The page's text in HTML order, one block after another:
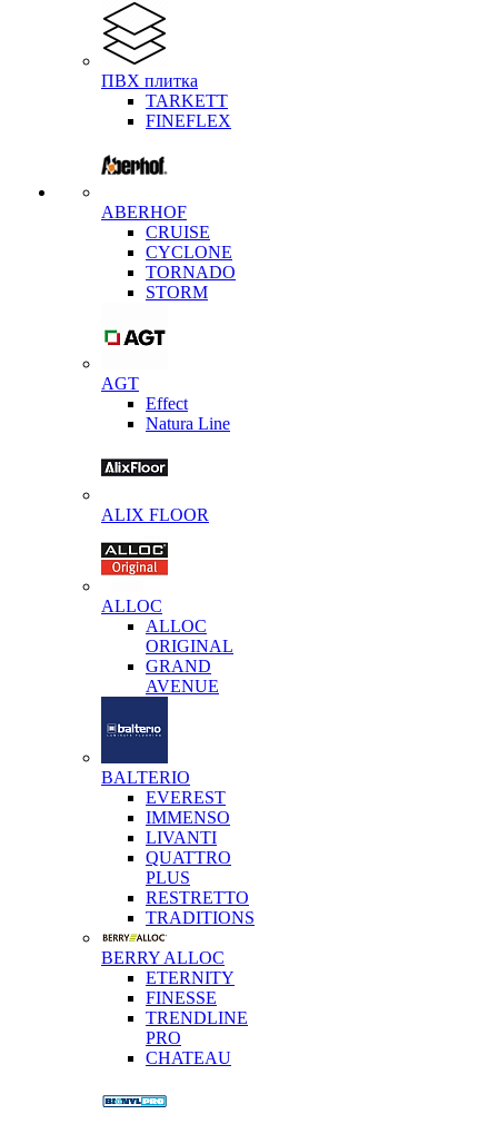
ПВХ плитка
TARKETT
FINEFLEX
ABERHOF
CRUISE
CYCLONE
TORNADO
STORM
AGT
Effect
Natura Line
ALIX FLOOR
ALLOC
ALLOC
ORIGINAL
GRAND
AVENUE
BALTERIO
EVEREST
IMMENSO
LIVANTI
QUATTRO
PLUS
RESTRETTO
TRADITIONS
BERRY ALLOC
ETERNITY
FINESSE
TRENDLINE
PRO
CHATEAU